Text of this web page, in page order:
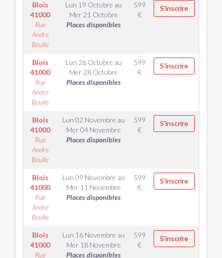
Blois
41000
Rue
Andre
Boulle
Lun 19 Octobre au
Mer 21 Octobre
Places disponibles
599
€
S'inscrire
Blois
41000
Rue
Andre
Boulle
Lun 26 Octobre au
Mer 28 Octobre
Places disponibles
599
€
S'inscrire
Blois
41000
Rue
Andre
Boulle
Lun 02 Novembre au
Mer 04 Novembre
Places disponibles
599
€
S'inscrire
Blois
41000
Rue
Andre
Boulle
Lun 09 Novembre au
Mer 11 Novembre
Places disponibles
599
€
S'inscrire
Blois
41000
Rue
Lun 16 Novembre au
Mer 18 Novembre
Places disponibles
599
€
S'inscrire